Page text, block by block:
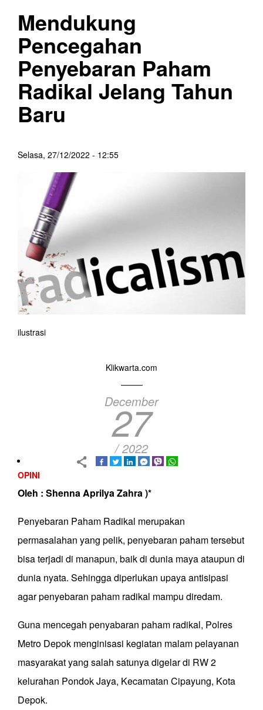
Mendukung
Pencegahan
Penyebaran Paham
Radikal Jelang Tahun
Baru
Selasa, 27/12/2022 - 12:55
ilustrasi
Klikwarta.com
December
27
/ 2022
OPINI
Oleh : Shenna Aprilya Zahra )*
Penyebaran Paham Radikal merupakan
permasalahan yang pelik, penyebaran paham tersebut
bisa terjadi di manapun, baik di dunia maya ataupun di
dunia nyata. Sehingga diperlukan upaya antisipasi
agar penyebaran paham radikal mampu diredam.
Guna mencegah penyabaran paham radikal, Polres
Metro Depok menginisasi kegiatan malam pelayanan
masyarakat yang salah satunya digelar di RW 2
kelurahan Pondok Jaya, Kecamatan Cipayung, Kota
Depok.